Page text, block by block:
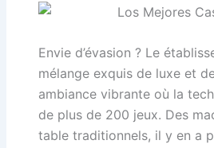
Envie d’évasion ? Le
mélange exquis de luxe et
ambiance vibrante où la
de plus de 200 jeux. Des
table traditionnels, il y en a